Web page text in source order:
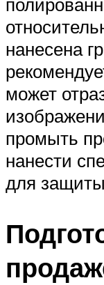
нанесена
может
промыть
нанести
для